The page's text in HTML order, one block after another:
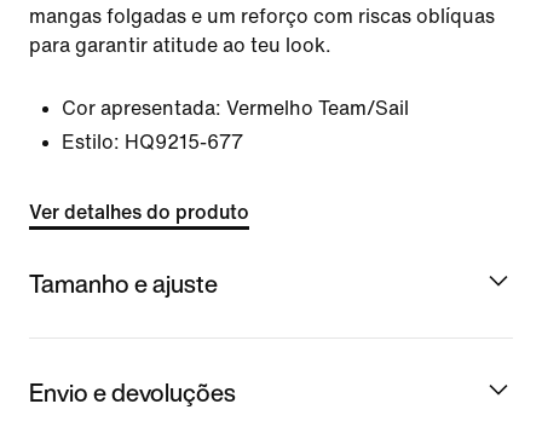
mangas folgadas e um reforço com riscas oblíquas
para garantir atitude ao teu look.
Cor apresentada: Vermelho Team/Sail
Estilo: HQ9215-677
Ver detalhes do produto
Tamanho e ajuste
Envio e devoluções